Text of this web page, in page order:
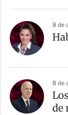
8 de
8 de
de